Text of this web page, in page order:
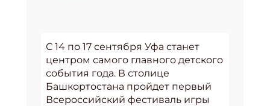
С 14 по 17 сентября Уфа станет
центром самого главного детского
события года. В столице
Башкортостана пройдет первый
Всероссийский фестиваль игры